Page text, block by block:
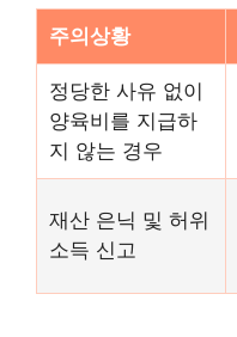
주의상황
정당한 사유 없이
양육비를 지급하
지 않는 경우
재산 은닉 및 허위
소득 신고